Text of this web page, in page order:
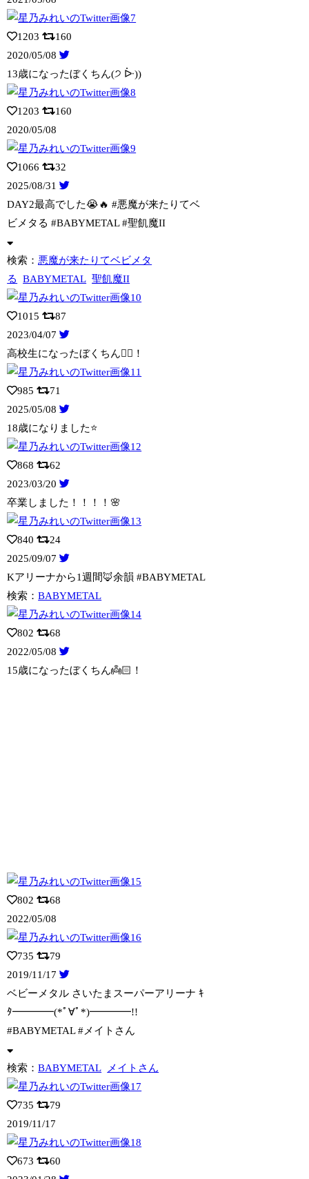
1203
160
2020/05/08
13歳になったぼくちん(੭ ᐕ))
1203
160
2020/05/08
1066
32
2025/08/31
DAY2最高でした😭🔥 #悪魔が来たりてベ
ビメタる #BABYMETAL #聖飢魔II
検索： 悪魔が来たりてベビメタ
る
BABYMETAL 聖飢魔II
1015
87
2023/04/07
高校生になったぼくちん🧚‍♂️！
985
71
2025/05/08
18歳になりました⭐️
868
62
2023/03/20
卒業しました！！！！🌸
840
24
2025/09/07
Kアリーナから1週間🦊余韻 #BABYMETAL
検索：BABYMETAL
802
68
2022/05/08
15歳になったぼくちん👼🏻！
802
68
2022/05/08
735
79
2019/11/17
ベビーメタル さいたまスーパーアリーナ ｷ
ﾀ━━━━(*ﾟ∀ﾟ*)━━━━!!
#BABYMETAL #メイトさん
検索：BABYMETAL メイトさん
735
79
2019/11/17
673
60